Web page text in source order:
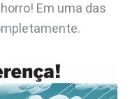
Em uma das